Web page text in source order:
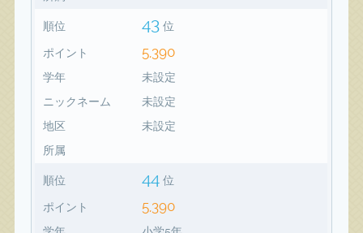
順位 43 位
ポイント 5,390
学年
未設定
ニックネーム
未設定
地区
未設定
所属
順位 44 位
ポイント 5,390